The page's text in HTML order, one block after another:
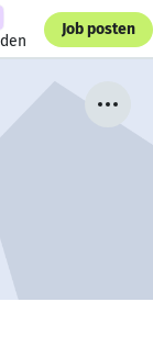
Job posten